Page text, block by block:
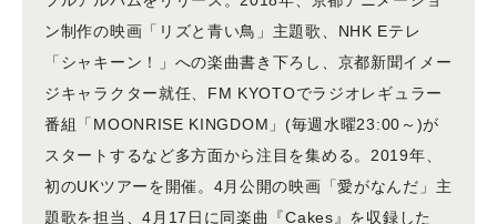
ン制作の映画「リズと青い鳥」主題歌、NHK Eテレ
「シャキーン！」への楽曲書き下ろし、京都新聞イメー
ジキャラクター就任、FM KYOTOでラジオレギュラー
番組「MOONRISE KINGDOM」(毎週水曜23:00～)が
スタートするなど多方面から注目を集める。2019年、
初のUKツアーを開催。4月公開の映画「愛がなんだ」主
題歌を担当、4月17日に同楽曲『Cakes』を収録した